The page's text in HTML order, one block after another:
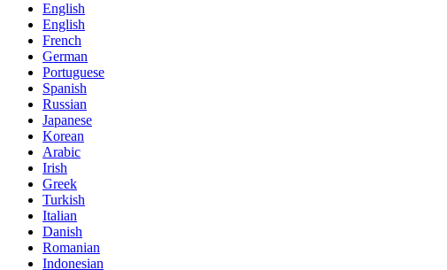
English
English
French
German
Portuguese
Spanish
Russian
Japanese
Korean
Arabic
Irish
Greek
Turkish
Italian
Danish
Romanian
Indonesian